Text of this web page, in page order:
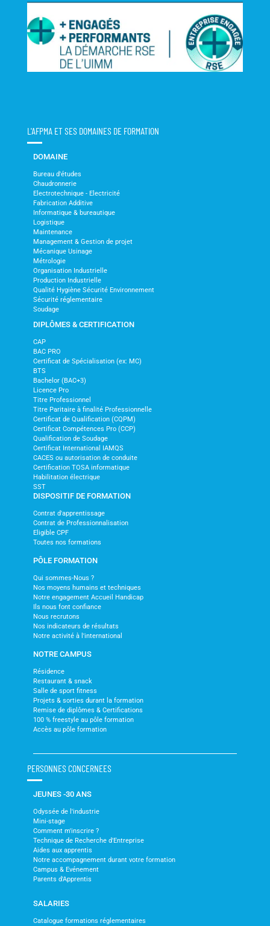
L'AFPMA ET SES DOMAINES DE FORMATION
DOMAINE
Bureau d'études
Chaudronnerie
Electrotechnique - Electricité
Fabrication Additive
Informatique & bureautique
Logistique
Maintenance
Management & Gestion de projet
Mécanique Usinage
Métrologie
Organisation Industrielle
Production Industrielle
Qualité Hygiène Sécurité Environnement
Sécurité réglementaire
Soudage
DIPLÔMES & CERTIFICATION
CAP
BAC PRO
Certificat de Spécialisation (ex: MC)
BTS
Bachelor (BAC+3)
Licence Pro
Titre Professionnel
Titre Paritaire à finalité Professionnelle
Certificat de Qualification (CQPM)
Certificat Compétences Pro (CCP)
Qualification de Soudage
Certificat International IAMQS
CACES ou autorisation de conduite
Certification TOSA informatique
Habilitation électrique
SST
DISPOSITIF DE FORMATION
Contrat d'apprentissage
Contrat de Professionnalisation
Eligible CPF
Toutes nos formations
PÔLE FORMATION
Qui sommes-Nous ?
Nos moyens humains et techniques
Notre engagement Accueil Handicap
Ils nous font confiance
Nous recrutons
Nos indicateurs de résultats
Notre activité à l'international
NOTRE CAMPUS
Résidence
Restaurant & snack
Salle de sport fitness
Projets & sorties durant la formation
Remise de diplômes & Certifications
100 % freestyle au pôle formation
Accès au pôle formation
PERSONNES CONCERNEES
JEUNES -30 ANS
Odyssée de l'industrie
Mini-stage
Comment m'inscrire ?
Technique de Recherche d'Entreprise
Aides aux apprentis
Notre accompagnement durant votre formation
Campus & Evénement
Parents d'Apprentis
SALARIES
Catalogue formations réglementaires